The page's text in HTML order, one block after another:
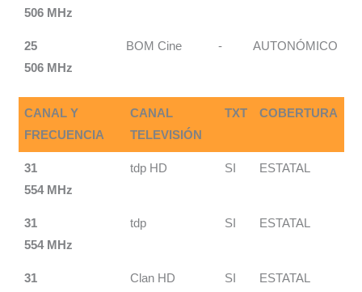
506 MHz
25
506 MHz
BOM Cine - AUTONÓMICO
CANAL Y
FRECUENCIA
CANAL
TELEVISIÓN
TXT COBERTURA
31
554 MHz
tdp HD SI ESTATAL
31
554 MHz
tdp SI ESTATAL
31
Clan HD SI ESTATAL